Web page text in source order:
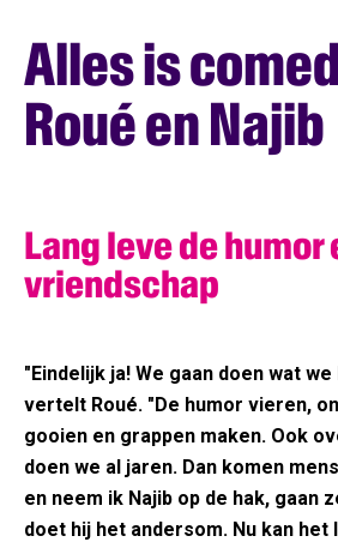
Alles is
Roué en Najib
Lang leve de humor
vriendschap
"Eindelijk ja! We gaan doen wat
vertelt Roué. "De humor vieren,
gooien en grappen maken. Ook
doen we al jaren. Dan komen
en neem ik Najib op de hak, gaan
doet hij het andersom. Nu kan het